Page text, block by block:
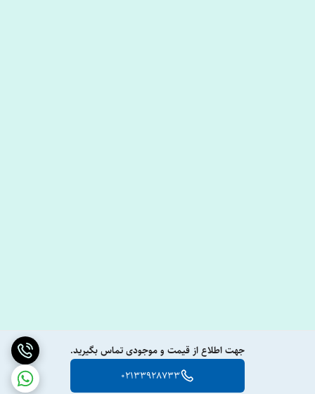
جهت اطلاع از قیمت و موجودی تماس بگیرید.
02133928733